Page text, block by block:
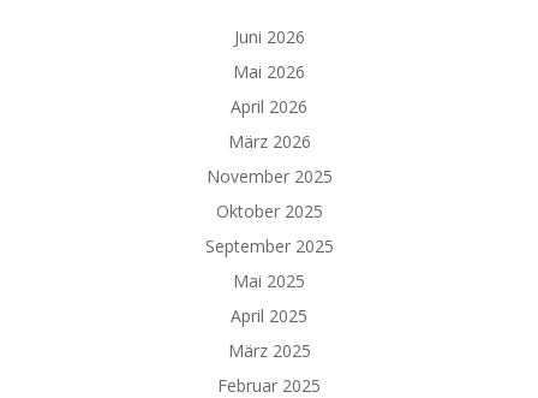
Juni 2026
Mai 2026
April 2026
März 2026
November 2025
Oktober 2025
September 2025
Mai 2025
April 2025
März 2025
Februar 2025